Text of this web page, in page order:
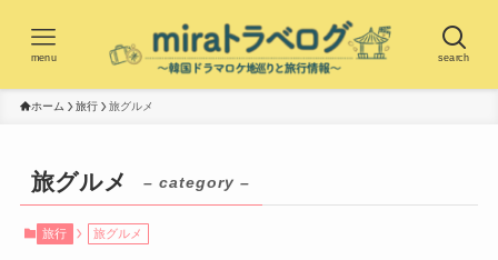
search
menu
ホーム 旅行 旅グルメ
旅グルメ – category –
旅行 旅グルメ